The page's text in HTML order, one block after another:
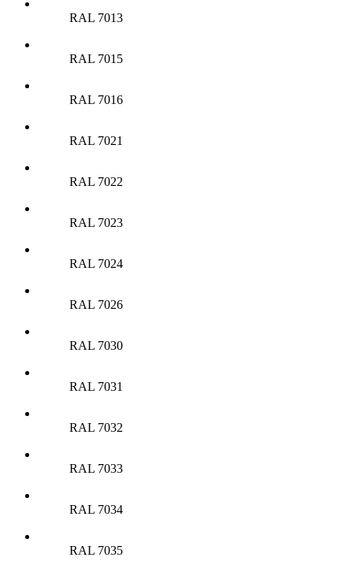
RAL 7013
RAL 7015
RAL 7016
RAL 7021
RAL 7022
RAL 7023
RAL 7024
RAL 7026
RAL 7030
RAL 7031
RAL 7032
RAL 7033
RAL 7034
RAL 7035